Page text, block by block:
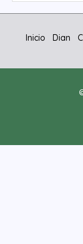
Inicio Dian